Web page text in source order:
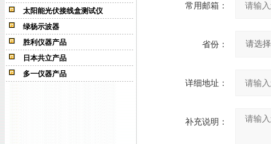
太阳能光伏接线盒测试仪
绿杨示波器
胜利仪器产品
日本共立产品
多一仪器产品
常用邮箱：
省份：
详细地址：
补充说明：